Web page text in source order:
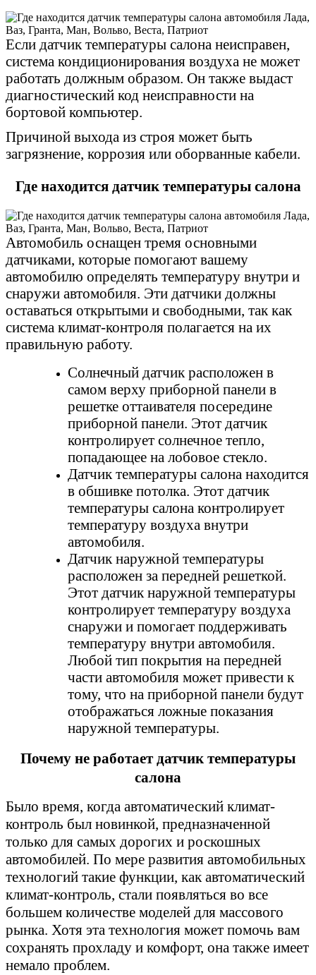
Если датчик температуры салона неисправен,
система кондиционирования воздуха не может
работать должным образом. Он также выдаст
диагностический код неисправности на
бортовой компьютер.
Причиной выхода из строя может быть
загрязнение, коррозия или оборванные кабели.
Где находится датчик температуры салона
Автомобиль оснащен тремя основными
датчиками, которые помогают вашему
автомобилю определять температуру внутри и
снаружи автомобиля. Эти датчики должны
оставаться открытыми и свободными, так как
система климат-контроля полагается на их
правильную работу.
Солнечный датчик расположен в
самом верху приборной панели в
решетке оттаивателя посередине
приборной панели. Этот датчик
контролирует солнечное тепло,
попадающее на лобовое стекло.
Датчик температуры салона находится
в обшивке потолка. Этот датчик
температуры салона контролирует
температуру воздуха внутри
автомобиля.
Датчик наружной температуры
расположен за передней решеткой.
Этот датчик наружной температуры
контролирует температуру воздуха
снаружи и помогает поддерживать
температуру внутри автомобиля.
Любой тип покрытия на передней
части автомобиля может привести к
тому, что на приборной панели будут
отображаться ложные показания
наружной температуры.
Почему не работает датчик температуры
салона
Было время, когда автоматический климат-
контроль был новинкой, предназначенной
только для самых дорогих и роскошных
автомобилей. По мере развития автомобильных
технологий такие функции, как автоматический
климат-контроль, стали появляться во все
большем количестве моделей для массового
рынка. Хотя эта технология может помочь вам
сохранять прохладу и комфорт, она также имеет
немало проблем.